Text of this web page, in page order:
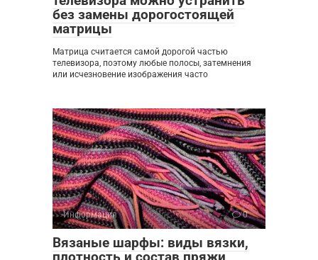
без замены дорогостоящей
матрицы
Матрица считается самой дорогой частью
телевизора, поэтому любые полосы, затемнения
или исчезновение изображения часто
Информация 0
Вязаные шарфы: виды вязки,
плотность и состав пряжи